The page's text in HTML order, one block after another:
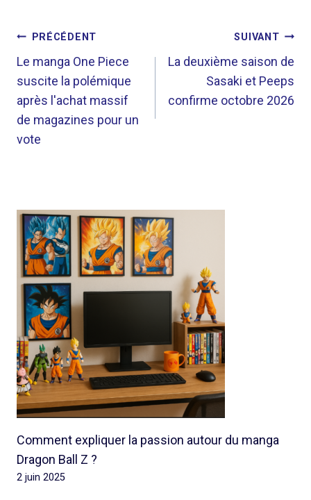
NAVIGATION
DE
L’ARTICLE
PRÉCÉDENT
Le manga One Piece
suscite la polémique
après l'achat massif
de magazines pour un
vote
SUIVANT
La deuxième saison de
Sasaki et Peeps
confirme octobre 2026
Comment expliquer la passion autour du manga
Dragon Ball Z ?
2 juin 2025